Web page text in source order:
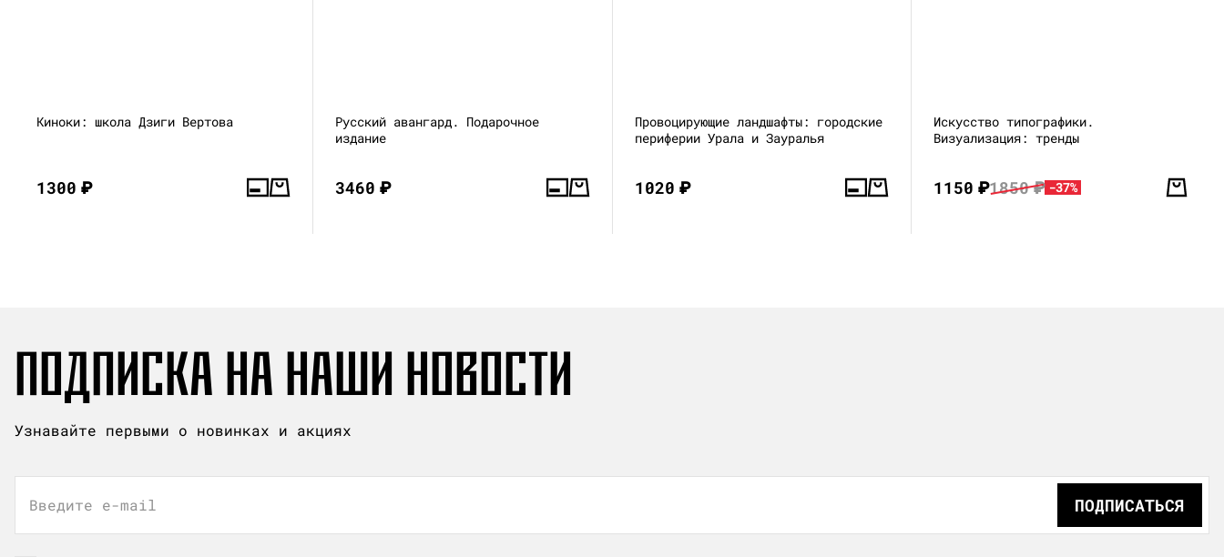
Киноки: школа Дзиги Вертова
1300₽
Русский авангард. Подарочное
издание
3460₽
Провоцирующие ландшафты: городские
периферии Урала и Зауралья
1020₽
Искусство типографики.
Визуализация: тренды
1150₽1850₽ -37%
ПОДПИСКА НА НАШИ НОВОСТИ
Узнавайте первыми о новинках и акциях
Введите e-mail ПОДПИСАТЬСЯ